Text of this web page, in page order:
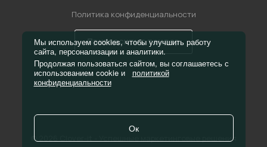
© 2026 Clover-it - Успешные маркетинговые решения
Пригласить в тендер
Политика конфиденциальности
Мы используем cookies, чтобы улучшить работу
сайта, персонализации и аналитики.
Продолжая пользоваться сайтом, вы соглашаетесь с
использованием cookie и
политикой
конфиденциальности
Ок